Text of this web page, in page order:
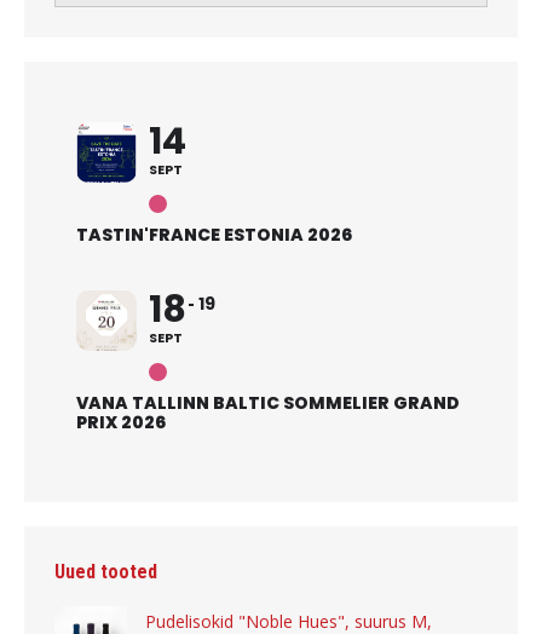
14
SEPT
TASTIN'FRANCE ESTONIA 2026
18
SEPT
19
VANA TALLINN BALTIC SOMMELIER GRAND
PRIX 2026
Uued tooted
Pudelisokid "Noble Hues", suurus M,